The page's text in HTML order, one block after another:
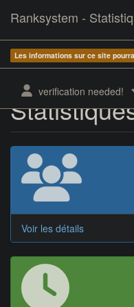
Ranksystem -
Les informations sur ce site
verification needed!
Voir les détails